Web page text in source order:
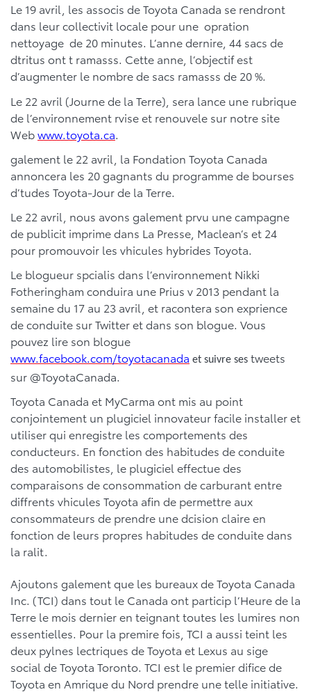
Le 19 avril, les associs de Toyota Canada se rendront
dans leur collectivit locale pour une opration
nettoyage de 20 minutes. L’anne dernire, 44 sacs de
dtritus ont t ramasss. Cette anne, l’objectif est
d’augmenter le nombre de sacs ramasss de 20 %.
Le 22 avril (Journe de la Terre), sera lance une rubrique
de l’environnement rvise et renouvele sur notre site
Webwww.toyota.ca
galement le 22 avril, la Fondation Toyota Canada
annoncera les 20 gagnants du programme de bourses
d’tudes Toyota-Jour de la Terre.
Le 22 avril, nous avons galement prvu une campagne
de publicit imprime dans La Presse, Maclean’s et 24
pour promouvoir les vhicules hybrides Toyota.
Le blogueur spcialis dans l’environnement Nikki
Fotheringham conduira une Prius v 2013 pendant la
semaine du 17 au 23 avril, et racontera son exprience
de conduite sur Twitter et dans son blogue. Vous
pouvez lire son blogue
www.facebook.com/toyotacanada et suivre ses tweets
sur @ToyotaCanada.
Toyota Canada et MyCarma ont mis au point
conjointement un plugiciel innovateur facile installer et
utiliser qui enregistre les comportements des
conducteurs. En fonction des habitudes de conduite
des automobilistes, le plugiciel effectue des
comparaisons de consommation de carburant entre
diffrents vhicules Toyota afin de permettre aux
consommateurs de prendre une dcision claire en
fonction de leurs propres habitudes de conduite dans
la ralit.
Ajoutons galement que les bureaux de Toyota Canada
Inc. (TCI) dans tout le Canada ont particip l’Heure de la
Terre le mois dernier en teignant toutes les lumires non
essentielles. Pour la premire fois, TCI a aussi teint les
deux pylnes lectriques de Toyota et Lexus au sige
social de Toyota Toronto. TCI est le premier difice de
Toyota en Amrique du Nord prendre une telle initiative.